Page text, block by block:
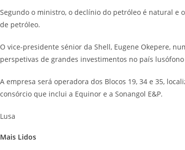
Segundo o ministro, o declínio do petróleo é natural e
de petróleo.
O vice-presidente sénior da Shell, Eugene Okepere,
perspetivas de grandes investimentos no país
A empresa será operadora dos Blocos 19, 34 e 35,
consórcio que inclui a Equinor e a Sonangol E&P.
Lusa
Mais Lidos